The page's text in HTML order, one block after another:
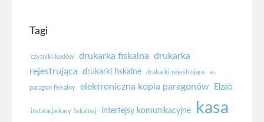
Tagi
czytniki kodów drukarka fiskalna drukarka
rejestrująca
drukarki fiskalne drukarki rejestrujące e-
paragon fiskalny elektroniczna kopia paragonów Elzab
instalacja kasy fiskalnej interfejsy komunikacyjne
kasa